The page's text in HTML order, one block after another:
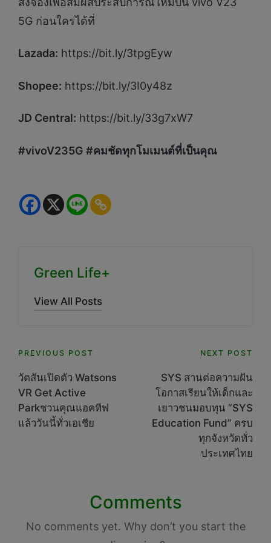
5G ก่อนใครได้ที่
Lazada: https://bit.ly/3tpgEyw
Shopee: https://bit.ly/3I0y48z
JD Central: https://bit.ly/33g7xW7
#vivoV235G #คมชัดทุกโมเมนต์ที่เป็นคุณ
Green Life+
View All Posts
Post
navigation
PREVIOUS POST
วัตสันเปิดตัว Watsons
VR Get Active
Parkชวนคุณแอคทีฟ
แล้ววันนี้ทั่วเอเชีย
NEXT POST
SYS สานต่อความฝัน
โอกาสเรียนให้เด็กและ
เยาวชนมอบทุน “SYS
Education Fund” ครบ
ทุกจังหวัดทั่ว
ประเทศไทย
Comments
No comments yet. Why don’t you start the